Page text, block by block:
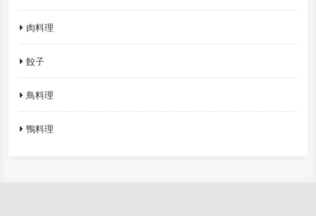
肉料理
餃子
鳥料理
鴨料理